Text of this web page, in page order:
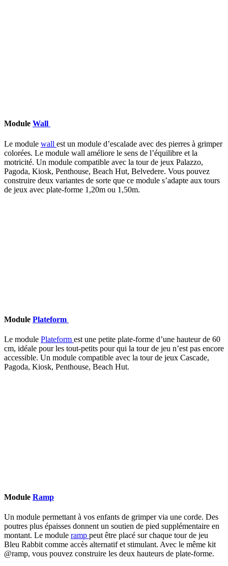
Module Wall
Le module wall est un module d’escalade avec des pierres à grimper
colorées. Le module wall améliore le sens de l’équilibre et la
motricité. Un module compatible avec la tour de jeux Palazzo,
Pagoda, Kiosk, Penthouse, Beach Hut, Belvedere. Vous pouvez
construire deux variantes de sorte que ce module s’adapte aux tours
de jeux avec plate-forme 1,20m ou 1,50m.
Module Plateform
Le module Plateform est une petite plate-forme d’une hauteur de 60
cm, idéale pour les tout-petits pour qui la tour de jeu n’est pas encore
accessible. Un module compatible avec la tour de jeux Cascade,
Pagoda, Kiosk, Penthouse, Beach Hut.
Module Ramp
Un module permettant à vos enfants de grimper via une corde. Des
poutres plus épaisses donnent un soutien de pied supplémentaire en
montant. Le module ramp peut être placé sur chaque tour de jeu
Bleu Rabbit comme accès alternatif et stimulant. Avec le même kit
@ramp, vous pouvez construire les deux hauteurs de plate-forme.